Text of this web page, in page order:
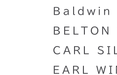
Baldwin
BELTON
CARL
EARL